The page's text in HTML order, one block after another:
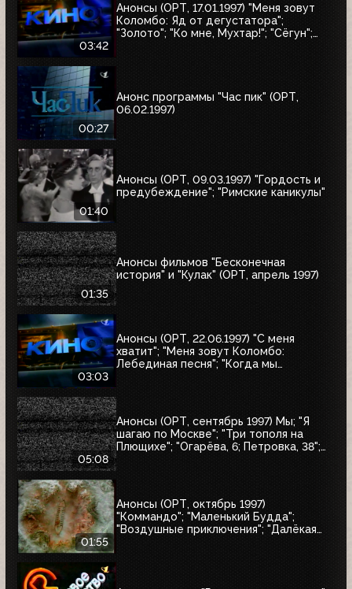
03:42
Анонсы (ОРТ, 17.01.1997) "Меня зовут
Коломбо: Яд от дегустатора";
"Золото"; "Ко мне, Мухтар!"; "Сёгун";
00:27
Анонс программы "Час пик" (ОРТ,
06.02.1997)
01:40
Анонсы (ОРТ, 09.03.1997) "Гордость и
предубеждение"; "Римские каникулы"
01:35
Анонсы фильмов "Бесконечная
история" и "Кулак" (ОРТ, апрель 1997)
03:03
Анонсы (ОРТ, 22.06.1997) "С меня
хватит"; "Меня зовут Коломбо:
Лебединая песня"; "Когда мы
05:08
Анонсы (ОРТ, сентябрь 1997) Мы; "Я
шагаю по Москве"; "Три тополя на
Плющихе"; "Огарёва, 6; Петровка, 38";
01:55
Анонсы (ОРТ, октябрь 1997)
"Коммандо"; "Маленький Будда";
"Воздушные приключения"; "Далёкая